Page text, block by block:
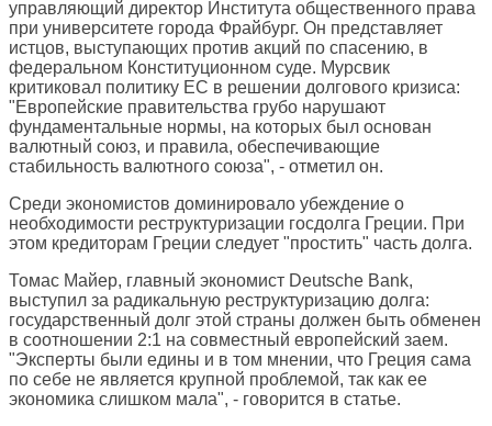
управляющий директор Института общественного права
при университете города Фрайбург. Он представляет
истцов, выступающих против акций по спасению, в
федеральном Конституционном суде. Мурсвик
критиковал политику ЕС в решении долгового кризиса:
"Европейские правительства грубо нарушают
фундаментальные нормы, на которых был основан
валютный союз, и правила, обеспечивающие
стабильность валютного союза", - отметил он.
Среди экономистов доминировало убеждение о
необходимости реструктуризации госдолга Греции. При
этом кредиторам Греции следует "простить" часть долга.
Томас Майер, главный экономист Deutsche Bank,
выступил за радикальную реструктуризацию долга:
государственный долг этой страны должен быть обменен
в соотношении 2:1 на совместный европейский заем.
"Эксперты были едины и в том мнении, что Греция сама
по себе не является крупной проблемой, так как ее
экономика слишком мала", - говорится в статье.